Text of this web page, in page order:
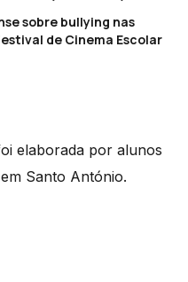
sobre bullying nas
de Cinema Escolar
elaborada por alunos
Santo António.